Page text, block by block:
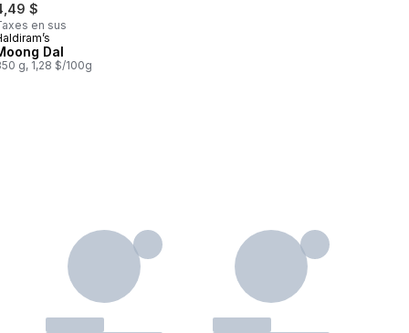
$
en sus
Dal
g, 1,28 $/100g